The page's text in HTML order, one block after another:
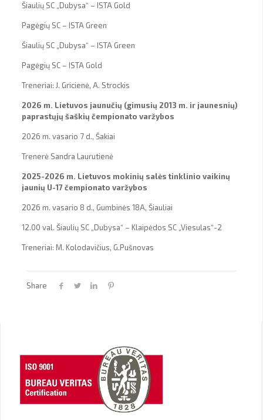
Šiaulių SC „Dubysa“ – ISTA Gold
Pagėgių SC – ISTA Green
Šiaulių SC „Dubysa“ – ISTA Green
Pagėgių SC – ISTA Gold
Treneriai: J. Gricienė, A. Strockis
2026 m. Lietuvos jaunučių (gimusių 2013 m. ir jaunesnių)
paprastųjų šaškių čempionato varžybos
2026 m. vasario 7 d., Šakiai
Trenerė Sandra Laurutienė
2025-2026 m. Lietuvos mokinių salės tinklinio vaikinų
jaunių U-17 čempionato varžybos
2026 m. vasario 8 d., Gumbinės 18A, Šiauliai
12.00 val. Šiaulių SC „Dubysa“ – Klaipėdos SC „Viesulas“-2
Treneriai: M. Kolodavičius, G.Pušnovas
Share